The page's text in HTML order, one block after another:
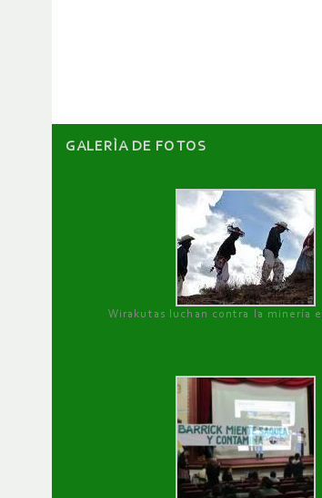
GALERÌA DE FOTOS
Wirakutas luchan contra la minería